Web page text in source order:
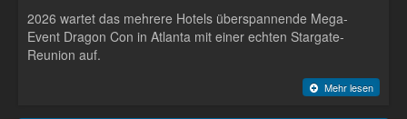
2026 wartet das mehrere Hotels überspannende Mega-
Event Dragon Con in Atlanta mit einer echten Stargate-
Reunion auf.
Mehr lesen